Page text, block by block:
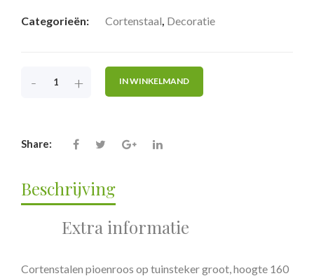
Categorieën: Cortenstaal Decoratie
- + IN WINKELMAND
Share:
Beschrijving
Extra informatie
Cortenstalen pioenroos op tuinsteker groot, hoogte 160